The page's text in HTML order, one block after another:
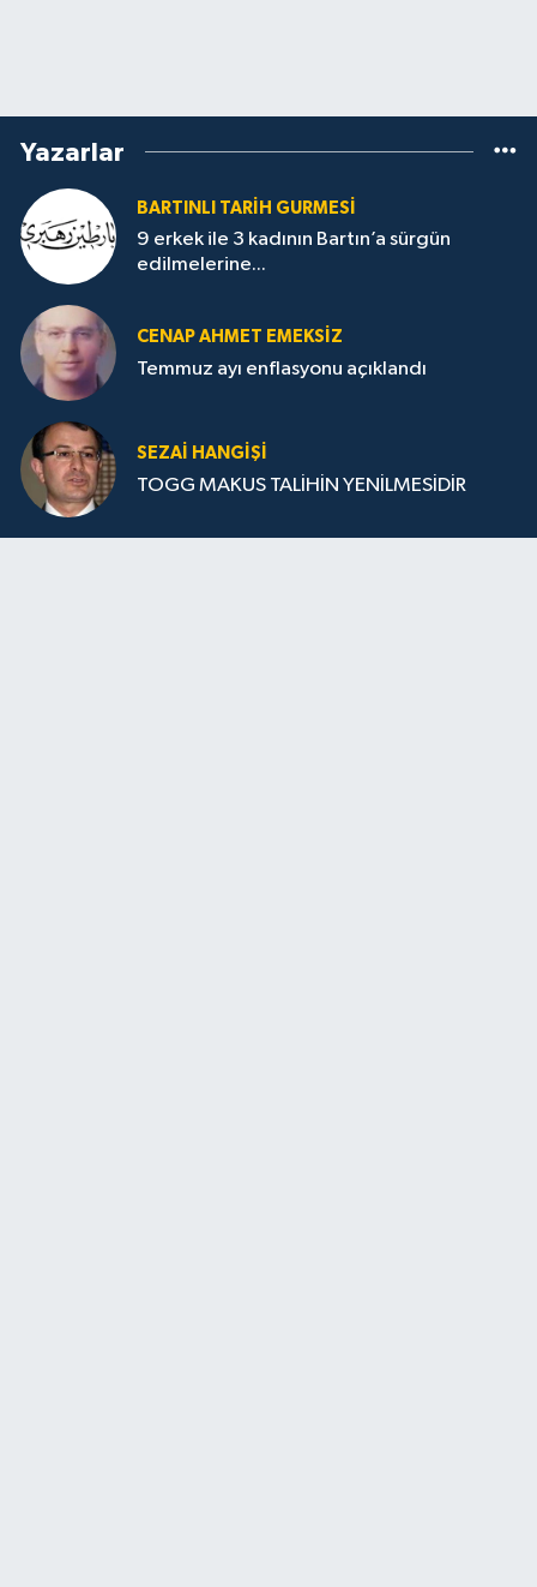
Yazarlar
BARTINLI TARIH GURMESI
9 erkek ile 3 kadının Bartın’a sürgün
edilmelerine...
CENAP AHMET EMEKSİZ
Temmuz ayı enflasyonu açıklandı
SEZAI HANGİŞİ
TOGG MAKUS TALİHİN YENİLMESİDİR